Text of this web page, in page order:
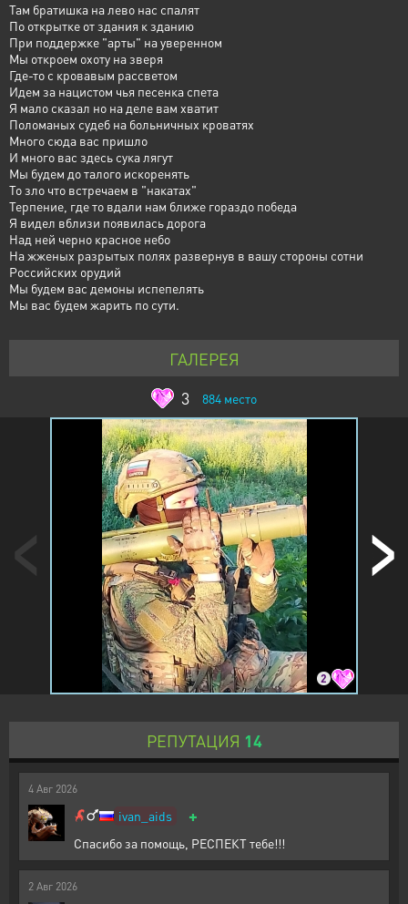
Там братишка на лево нас спалят
По открытке от здания к зданию
При поддержке "арты" на уверенном
Мы откроем охоту на зверя
Где-то с кровавым рассветом
Идем за нацистом чья песенка спета
Я мало сказал но на деле вам хватит
Поломаных судеб на больничных кроватях
Много сюда вас пришло
И много вас здесь сука лягут
Мы будем до талого искоренять
То зло что встречаем в "накатах"
Терпение, где то вдали нам ближе гораздо победа
Я видел вблизи появилась дорога
Над ней черно красное небо
На жженых разрытых полях развернув в вашу стороны сотни
Российских орудий
Мы будем вас демоны испепелять
Мы вас будем жарить по сути.
ГАЛЕРЕЯ
3
884 место
2
РЕПУТАЦИЯ 14
4 Авг 2026
ivan_aids +
Спасибо за помощь, РЕСПЕКТ тебе!!!
2 Авг 2026